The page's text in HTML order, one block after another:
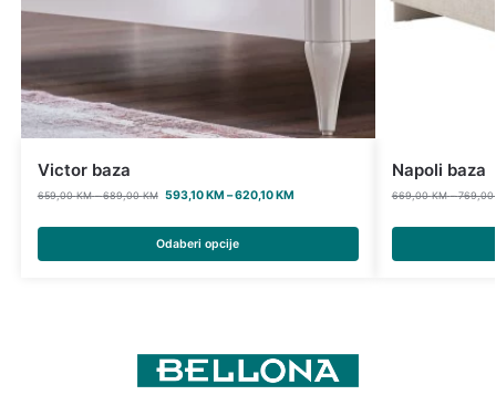
Victor baza
659,00KM – 689,00KM 593,10KM –620,10KM
Odaberi opcije
Napoli baza
669,00KM – 769,00